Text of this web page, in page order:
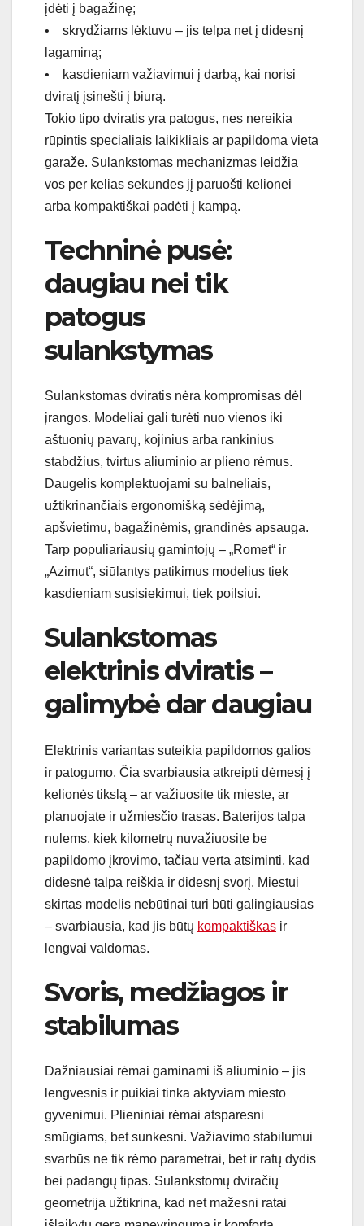
įdėti į bagažinę;
• skrydžiams lėktuvu – jis telpa net į didesnį
lagaminą;
• kasdieniam važiavimui į darbą, kai norisi
dviratį įsinešti į biurą.
Tokio tipo dviratis yra patogus, nes nereikia
rūpintis specialiais laikikliais ar papildoma vieta
garaže. Sulankstomas mechanizmas leidžia
vos per kelias sekundes jį paruošti kelionei
arba kompaktiškai padėti į kampą.
Techninė pusė:
daugiau nei tik
patogus
sulankstymas
Sulankstomas dviratis nėra kompromisas dėl
įrangos. Modeliai gali turėti nuo vienos iki
aštuonių pavarų, kojinius arba rankinius
stabdžius, tvirtus aliuminio ar plieno rėmus.
Daugelis komplektuojami su balneliais,
užtikrinančiais ergonomišką sėdėjimą,
apšvietimu, bagažinėmis, grandinės apsauga.
Tarp populiariausių gamintojų – „Romet“ ir
„Azimut“, siūlantys patikimus modelius tiek
kasdieniam susisiekimui, tiek poilsiui.
Sulankstomas
elektrinis dviratis –
galimybė dar daugiau
Elektrinis variantas suteikia papildomos galios
ir patogumo. Čia svarbiausia atkreipti dėmesį į
kelionės tikslą – ar važiuosite tik mieste, ar
planuojate ir užmiesčio trasas. Baterijos talpa
nulems, kiek kilometrų nuvažiuosite be
papildomo įkrovimo, tačiau verta atsiminti, kad
didesnė talpa reiškia ir didesnį svorį. Miestui
skirtas modelis nebūtinai turi būti galingiausias
– svarbiausia, kad jis būtų kompaktiškas ir
lengvai valdomas.
Svoris, medžiagos ir
stabilumas
Dažniausiai rėmai gaminami iš aliuminio – jis
lengvesnis ir puikiai tinka aktyviam miesto
gyvenimui. Plieniniai rėmai atsparesni
smūgiams, bet sunkesni. Važiavimo stabilumui
svarbūs ne tik rėmo parametrai, bet ir ratų dydis
bei padangų tipas. Sulankstomų dviračių
geometrija užtikrina, kad net mažesni ratai